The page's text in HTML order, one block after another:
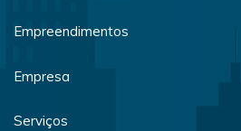
Empreendimentos
Empresa
Serviços